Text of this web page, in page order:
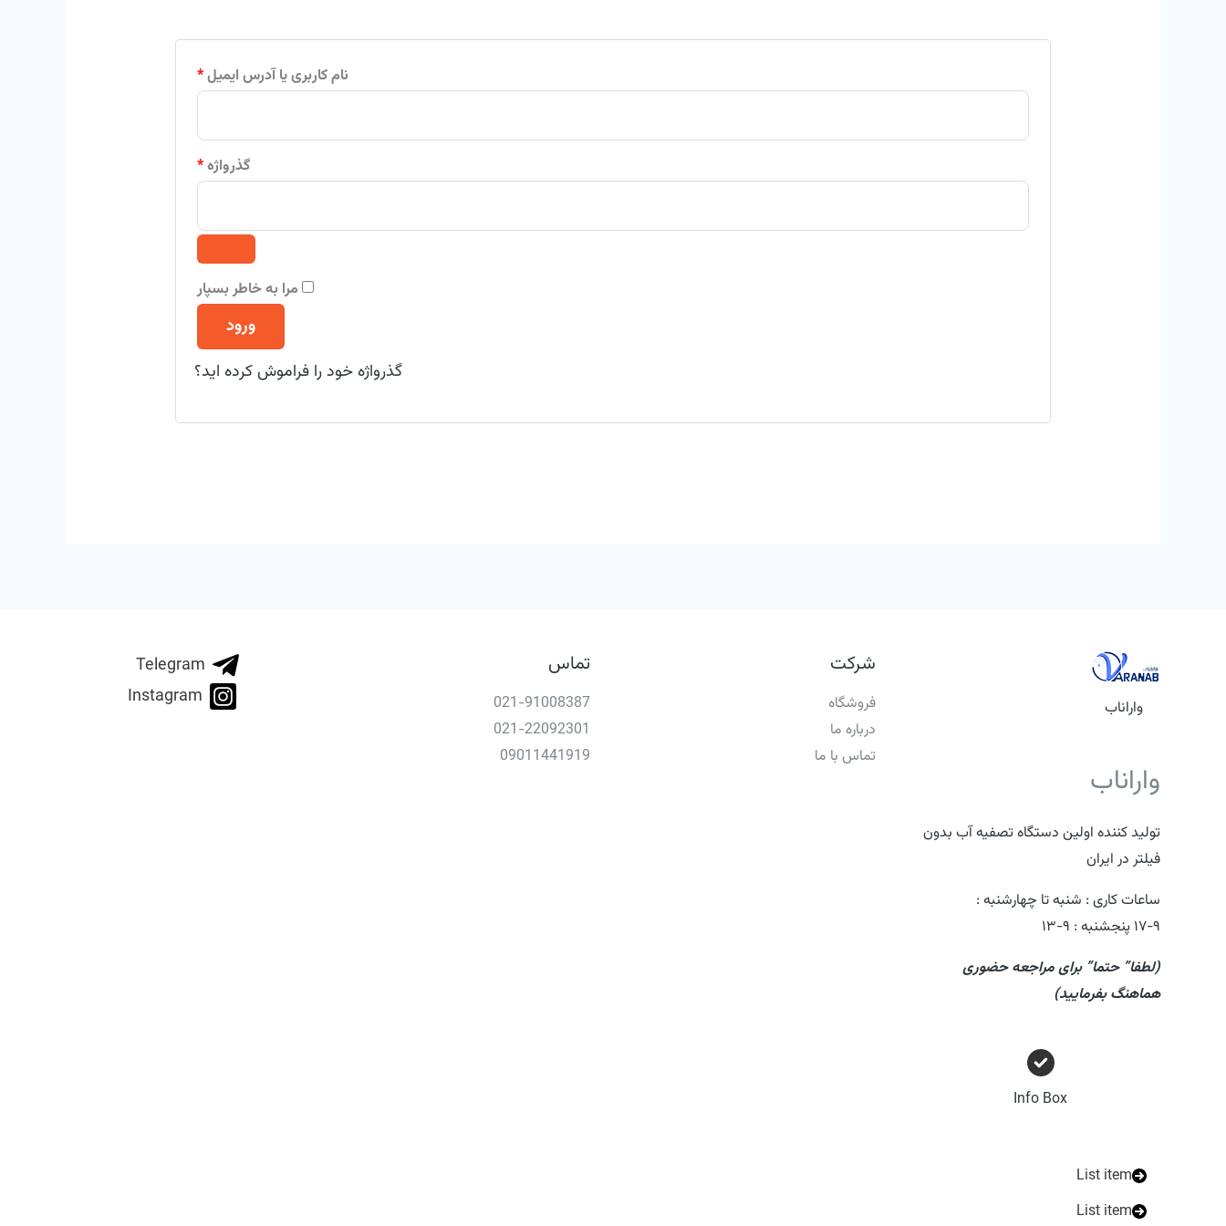
نام کاربری یا آدرس ایمیل*
گذرواژه*
مرا به خاطر بسپار
ورود
گذرواژه خود را فراموش کرده اید؟
واراناب
واراناب
تولید کننده اولین دستگاه تصفیه آب بدون
فیلتر در ایران
ساعات کاری : شنبه تا چهارشنبه :
۹-۱۷ پنجشنبه : ۹-۱۳​
(لطفا” حتما” برای مراجعه حضوری
هماهنگ بفرمایید)
Info Box
List item
List item
شرکت
فروشگاه
درباره ما
تماس با ما
تماس
021-91008387
021-22092301
09011441919
Telegram
Instagram